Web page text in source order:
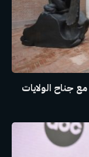
جناح الولايات